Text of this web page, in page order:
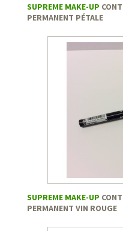
SUPREME MAKE-UP
PERMANENT PÉTALE
SUPREME MAKE-UP
PERMANENT VIN ROUGE